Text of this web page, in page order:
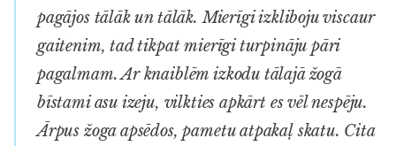
pagājos tālāk un tālāk. Mierīgi izkliboju viscaur
gaitenim, tad tikpat mierīgi turpināju pāri
pagalmam. Ar knaiblēm izkodu tālajā žogā
bīstami asu izeju, vilkties apkārt es vēl nespēju.
Ārpus žoga apsēdos, pametu atpakaļ skatu. Cita